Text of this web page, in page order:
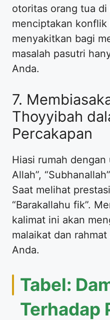
otoritas orang tua di
menciptakan konflik
menyakitkan bagi
masalah pasutri
Anda.
7.
Thoyyibah
Percakapan
Hiasi rumah dengan
Allah”,
Saat melihat
“Barakallahu fik”.
kalimat ini akan
malaikat dan
Anda.
Tabel:
Terhadap